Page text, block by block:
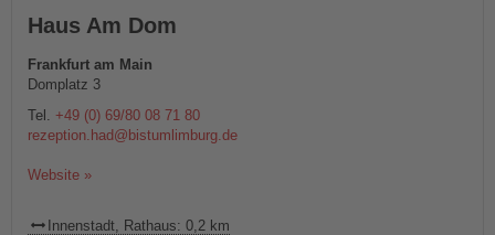
Haus Am Dom
Frankfurt am Main
Domplatz 3
Tel. +49 (0) 69/80 08 71 80
rezeption.had@bistumlimburg.de
Website »
Innenstadt, Rathaus: 0,2 km